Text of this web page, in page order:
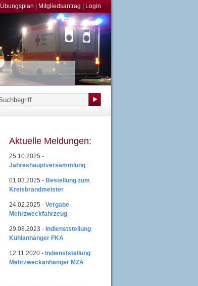
Übungsplan Mitgliedsantrag Login
Aktuelle Meldungen:
25.10.2025 -
Jahreshauptversammlung
01.03.2025 - Bestellung zum
Kreisbrandmeister
24.02.2025 - Vergabe
Mehrzweckfahrzeug
29.08.2023 - Indienststellung
Kühlanhänger FKA
12.11.2020 - Indienststellung
Mehrzweckanhänger MZA